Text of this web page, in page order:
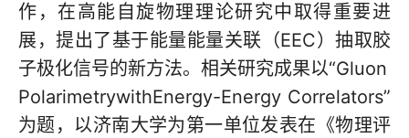
作，在高能自旋物理理论研究中取得重要进
展，提出了基于能量能量关联（EEC）抽取胶
子极化信号的新方法。相关研究成果以“Gluon
PolarimetrywithEnergy-Energy Correlators”
为题，以济南大学为第一单位发表在《物理评